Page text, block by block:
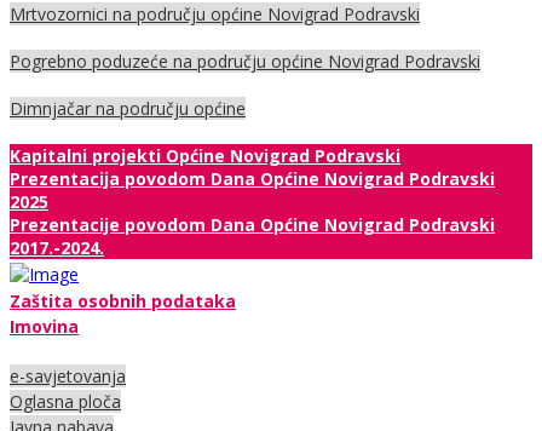
Mrtvozornici na području općine Novigrad Podravski
Pogrebno poduzeće na području općine Novigrad Podravski
Dimnjačar na području općine
Kapitalni projekti Općine Novigrad Podravski
Prezentacija povodom Dana Općine Novigrad Podravski
2025
Prezentacije povodom Dana Općine Novigrad Podravski
2017.-2024.
Zaštita osobnih podataka
Imovina
e-savjetovanja
Oglasna ploča
Javna nabava